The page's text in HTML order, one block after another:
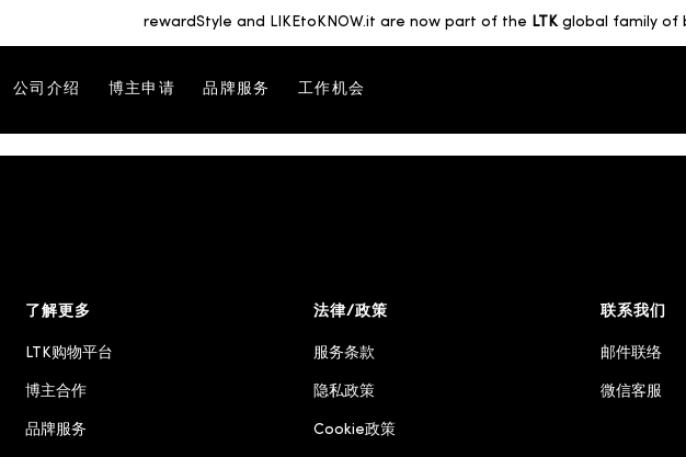
rewardStyle and LIKEtoKNOW.it are now part of the LTKglobal family of
公司介绍 博主申请 品牌服务 工作机会
了解更多
LTK购物平台
博主合作
品牌服务
法律/政策
服务条款
隐私政策
Cookie政策
联系我们
邮件联络
微信客服